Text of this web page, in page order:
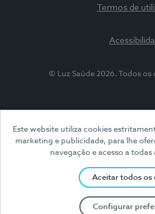
Este website utiliza cookies
marketing e publicidade, para lhe
navegação e acesso a
Aceitar todos os
Configurar
Termos de
© Luz Saúde 2026. Todos os